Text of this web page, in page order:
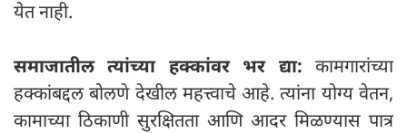
येत नाही.
समाजातील त्यांच्या हक्कांवर भर द्या: कामगारांच्या
हक्कांबद्दल बोलणे देखील महत्त्वाचे आहे. त्यांना योग्य वेतन,
कामाच्या ठिकाणी सुरक्षितता आणि आदर मिळण्यास पात्र